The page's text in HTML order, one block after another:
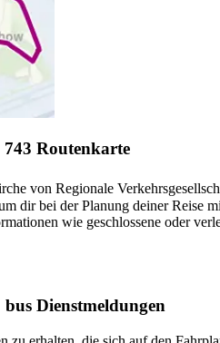
743 Routenkarte
von Regionale
dir bei der Planung deiner Reise
wie geschlossene oder
bus Dienstmeldungen